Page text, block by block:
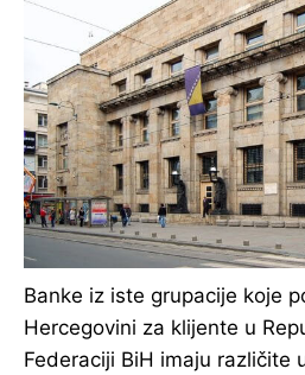
Banke iz iste grupacije koje
Hercegovini za klijente u
Federaciji BiH imaju različite